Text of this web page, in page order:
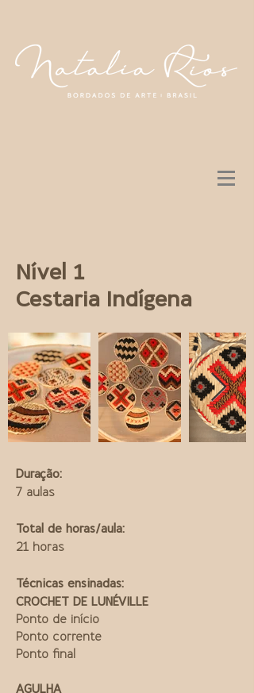
Nível 1
Cestaria Indígena
Duração:
7 aulas
Total de horas/aula:
21 horas
Técnicas ensinadas:
CROCHET DE LUNÉVILLE
Ponto de início
Ponto corrente
Ponto final
AGULHA